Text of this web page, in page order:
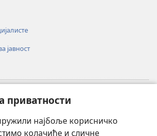
најбоље корисничко
колачиће и сличне
јавност
Watchtower